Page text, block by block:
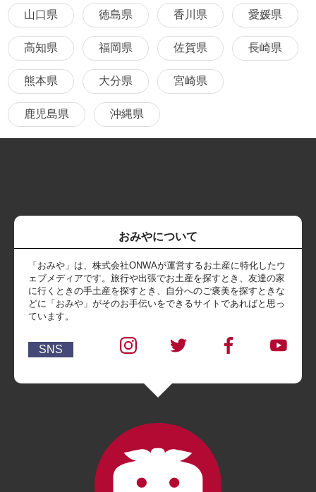
山口県 徳島県 香川県 愛媛県
高知県 福岡県 佐賀県 長崎県
熊本県 大分県 宮崎県
鹿児島県 沖縄県
おみやについて
「おみや」は、株式会社ONWAが運営するお土産に特化したウ
ェブメディアです。旅行や出張でお土産を探すとき、友達の家
に行くときの手土産を探すとき、自分へのご褒美を探すときな
どに「おみや」がそのお手伝いをできるサイトであればと思っ
ています。
SNS